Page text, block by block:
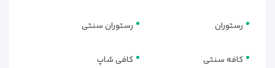
رستوران رستوران سنتی
کافه سنتی کافی شاپ